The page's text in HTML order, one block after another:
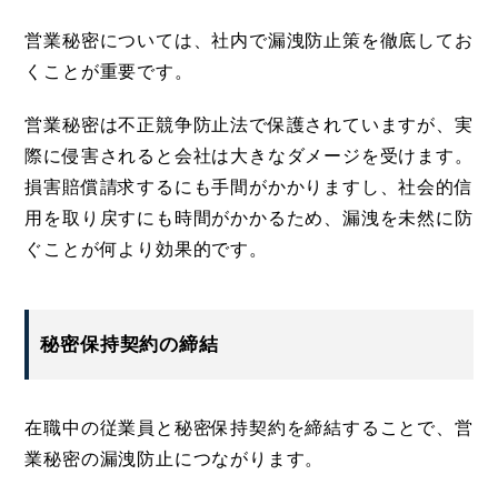
営業秘密については、社内で漏洩防止策を徹底してお
くことが重要です。
営業秘密は不正競争防止法で保護されていますが、実
際に侵害されると会社は大きなダメージを受けます。
損害賠償請求するにも手間がかかりますし、社会的信
用を取り戻すにも時間がかかるため、漏洩を未然に防
ぐことが何より効果的です。
秘密保持契約の締結
在職中の従業員と秘密保持契約を締結することで、営
業秘密の漏洩防止につながります。